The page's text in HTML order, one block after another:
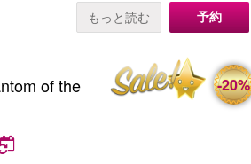
もっと読む 予約
of the
-20%